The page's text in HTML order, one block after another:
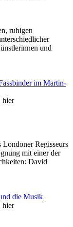
ruhigen
und
im Martin-
hier
Regisseurs
mit einer der
David
die Musik
hier